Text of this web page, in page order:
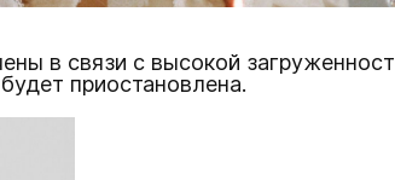
в связи с высокой
приостановлена.